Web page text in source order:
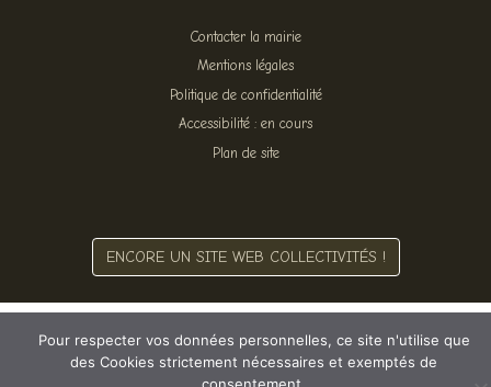
Contacter la mairie
Mentions légales
Politique de confidentialité
Accessibilité : en cours
Plan de site
ENCORE UN SITE WEB COLLECTIVITÉS !
Pour respecter vos données personnelles, ce site n'utilise que
des Cookies strictement nécessaires et exemptés de